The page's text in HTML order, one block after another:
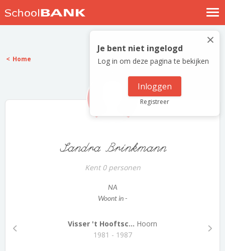
Nostalgische verhalen
Log in
Meld je gratis aan
×
Je bent niet ingelogd
Log in om deze pagina te bekijken
Inloggen
Registreer
Home
Sandra Brinkmann
Kent 0 personen
NA
Woont in -
Visser 't Hooftsc... Hoorn
1981 - 1987